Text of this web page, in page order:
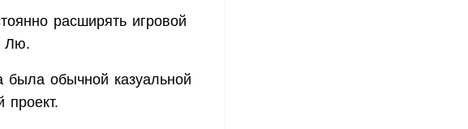
расширять игровой
Лю.
обычной казуальной
проект.